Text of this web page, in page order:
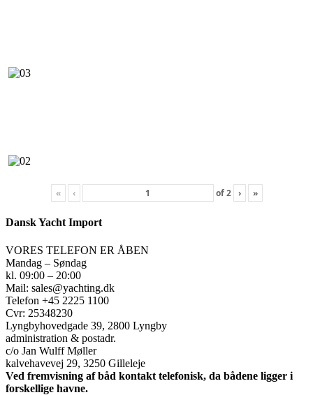
« ‹ of2 › »
Dansk Yacht Import
VORES TELEFON ER ÅBEN
Mandag – Søndag
kl. 09:00 – 20:00
Mail: sales@yachting.dk
Telefon +45 2225 1100
Cvr: 25348230
Lyngbyhovedgade 39, 2800 Lyngby
administration & postadr.
c/o Jan Wulff Møller
kalvehavevej 29, 3250 Gilleleje
Ved fremvisning af båd kontakt telefonisk, da bådene ligger i
forskellige havne.